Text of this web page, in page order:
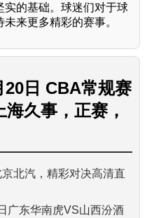
实的基础。球迷们对于球
来更多精彩的赛事。
20日 CBA常规赛
久事，正赛，
北汽，精彩对决高清直
广东华南虎VS山西汾酒